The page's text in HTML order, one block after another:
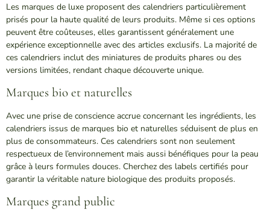
Les marques de luxe proposent des calendriers particulièrement
prisés pour la haute qualité de leurs produits. Même si ces options
peuvent être coûteuses, elles garantissent généralement une
expérience exceptionnelle avec des articles exclusifs. La majorité de
ces calendriers inclut des miniatures de produits phares ou des
versions limitées, rendant chaque découverte unique.
Marques bio et naturelles
Avec une prise de conscience accrue concernant les ingrédients, les
calendriers issus de marques bio et naturelles séduisent de plus en
plus de consommateurs. Ces calendriers sont non seulement
respectueux de l’environnement mais aussi bénéfiques pour la peau
grâce à leurs formules douces. Cherchez des labels certifiés pour
garantir la véritable nature biologique des produits proposés.
Marques grand public